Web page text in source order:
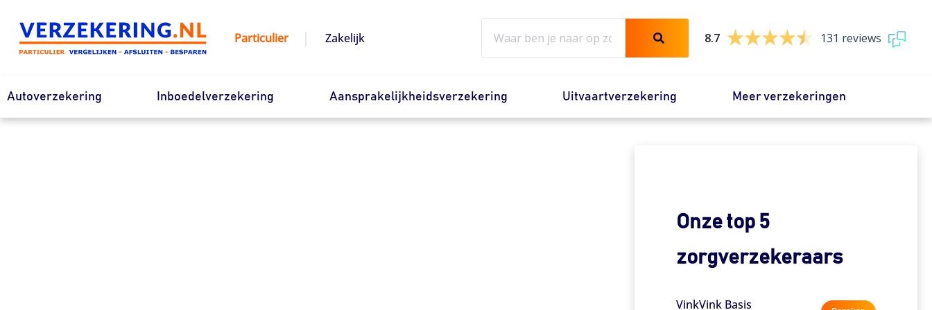
naar
inhoud
Particulier | Zakelijk
8.7
131 reviews
Autoverzekering Inboedelverzekering Aansprakelijkheidsverzekering Uitvaartverzekering Meer verzekeringen
Onze top 5
zorgverzekeraars
VinkVink Basis